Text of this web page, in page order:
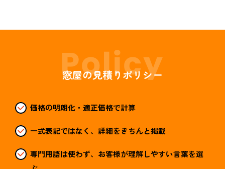
窓屋の見積りポリシー
価格の明朗化・適正価格で計算
一式表記ではなく、詳細をきちんと掲載
専門用語は使わず、お客様が理解しやすい言葉を選